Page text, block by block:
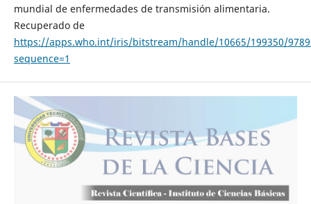
mundial de enfermedades de transmisión alimentaria.
Recuperado de
https://apps.who.int/iris/bitstream/handle/10665/199350/
sequence=1